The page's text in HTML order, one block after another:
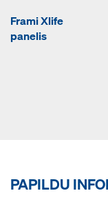
Frami Xlife
panelis
PAPILDU